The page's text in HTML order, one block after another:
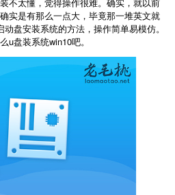
不太懂，觉得操作很难。确实，就以前
实是有那么一点大，毕竟那一堆英文就
盘安装系统的方法，操作简单易模仿。
u盘装系统win10吧。